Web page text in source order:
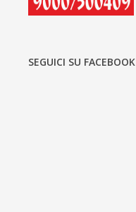
SEGUICI SU FACEBOOK